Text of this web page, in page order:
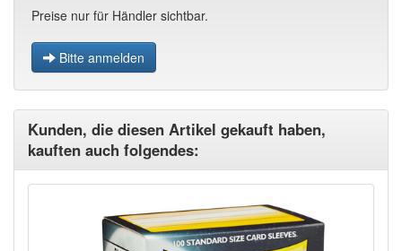
Preise nur für Händler sichtbar.
Bitte anmelden
Kunden, die diesen Artikel gekauft haben,
kauften auch folgendes: